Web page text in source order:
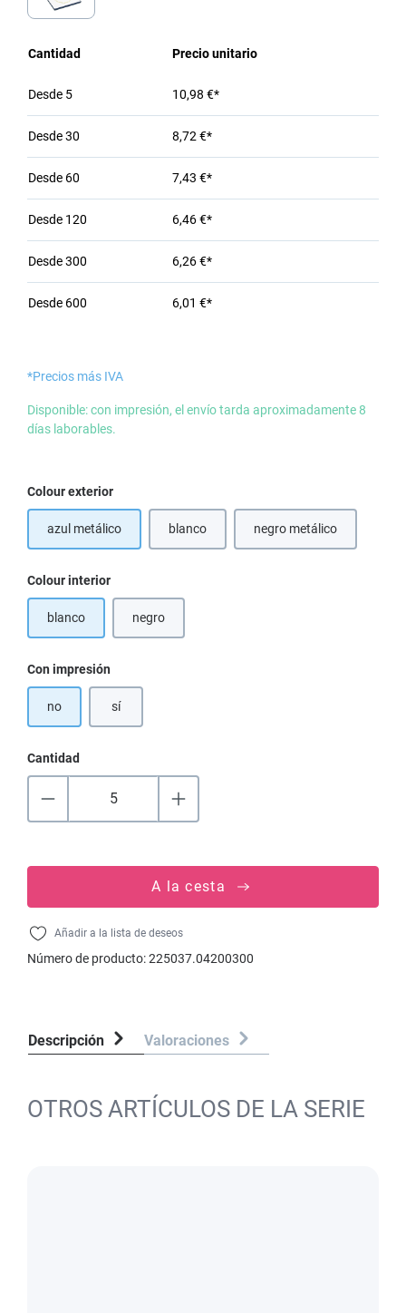
Cantidad Precio unitario
Desde 5 10,98 €*
Desde30 8,72 €*
Desde 60 7,43 €*
Desde 120 6,46 €*
Desde300 6,26 €*
Desde 600 6,01 €*
*Precios más IVA
Disponible: con impresión, el envío tarda aproximadamente 8
días laborables.
Seleccione
Colour exterior
azul metálico blanco negro metálico(Esta opción no está
Seleccione
Colour interior
blanco negro(Esta opción no está disponible en este momento.)
Seleccione
Con impresión
no sí
Cantidad
A la cesta
Añadir a la lista de deseos
Número de producto:225037.04200300
Descripción Valoraciones
OTROS ARTÍCULOS DE LA SERIE